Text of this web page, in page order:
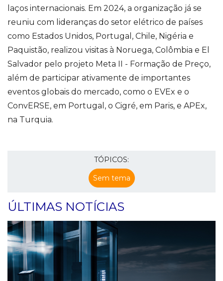
laços internacionais. Em 2024, a organização já se
reuniu com lideranças do setor elétrico de países
como Estados Unidos, Portugal, Chile, Nigéria e
Paquistão, realizou visitas à Noruega, Colômbia e El
Salvador pelo projeto Meta II - Formação de Preço,
além de participar ativamente de importantes
eventos globais do mercado, como o EVEx e o
ConvERSE, em Portugal, o Cigré, em Paris, e APEx,
na Turquia.
TÓPICOS:
Sem tema
ÚLTIMAS NOTÍCIAS